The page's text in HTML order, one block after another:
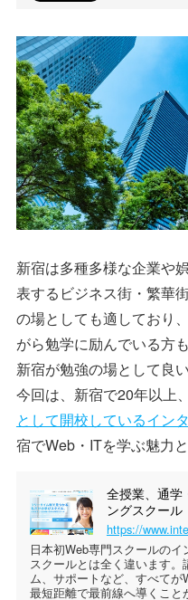
新宿は多種多様な企業や
表するビジネス街・繁華
の場としても適しており
がら勉学に励んでいる方
新宿が勉強の場として良
今回は、新宿で20年以上
として開校しているイン
宿でWeb・ITを学ぶ魅力
全授業、通学
ングスクール
https://
日本初Web専門スクールの
スクールとは全く違います
ム、サポートなど、すべて
最短距離で最前線へ導くこと